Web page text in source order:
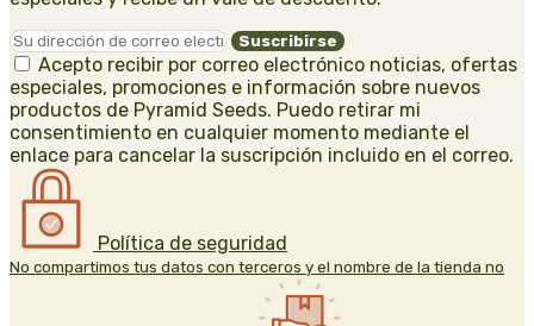
Acepto recibir por correo electrónico noticias, ofertas
especiales, promociones e información sobre nuevos
productos de Pyramid Seeds. Puedo retirar mi
consentimiento en cualquier momento mediante el
enlace para cancelar la suscripción incluido en el correo.
Política de seguridad
No compartimos tus datos con terceros y el nombre de la tienda no